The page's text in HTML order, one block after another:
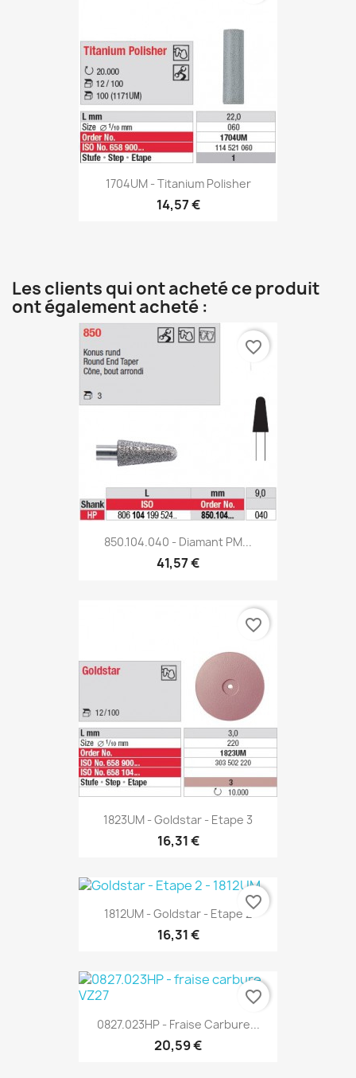
1704UM - Titanium Polisher
14,57 €
Les clients qui ont acheté ce produit
ont également acheté :
850.104.040 - Diamant PM...
41,57 €
favorite_border
1823UM - Goldstar - Etape 3
16,31 €
favorite_border
1812UM - Goldstar - Etape 2
16,31 €
favorite_border
0827.023HP - Fraise Carbure...
20,59 €
favorite_border